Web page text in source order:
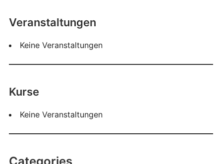
Veranstaltungen
Keine Veranstaltungen
Kurse
Keine Veranstaltungen